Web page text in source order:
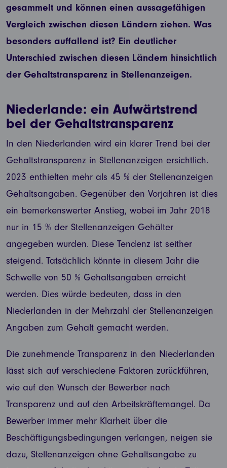
gesammelt und können einen aussagefähigen
Vergleich zwischen diesen Ländern ziehen. Was
besonders auffallend ist? Ein deutlicher
Unterschied zwischen diesen Ländern hinsichtlich
der Gehaltstransparenz in Stellenanzeigen.
Niederlande: ein Aufwärtstrend
bei der Gehaltstransparenz
In den Niederlanden wird ein klarer Trend bei der
Gehaltstransparenz in Stellenanzeigen ersichtlich.
2023 enthielten mehr als 45 % der Stellenanzeigen
Gehaltsangaben. Gegenüber den Vorjahren ist dies
ein bemerkenswerter Anstieg, wobei im Jahr 2018
nur in 15 % der Stellenanzeigen Gehälter
angegeben wurden. Diese Tendenz ist seither
steigend. Tatsächlich könnte in diesem Jahr die
Schwelle von 50 % Gehaltsangaben erreicht
werden. Dies würde bedeuten, dass in den
Niederlanden in der Mehrzahl der Stellenanzeigen
Angaben zum Gehalt gemacht werden.
Die zunehmende Transparenz in den Niederlanden
lässt sich auf verschiedene Faktoren zurückführen,
wie auf den Wunsch der Bewerber nach
Transparenz und auf den Arbeitskräftemangel. Da
Bewerber immer mehr Klarheit über die
Beschäftigungsbedingungen verlangen, neigen sie
dazu, Stellenanzeigen ohne Gehaltsangabe zu